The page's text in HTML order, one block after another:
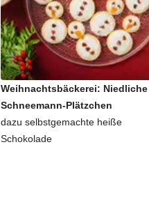
Weihnachtsbäckerei: Niedliche
Schneemann-Plätzchen
dazu selbstgemachte heiße
Schokolade